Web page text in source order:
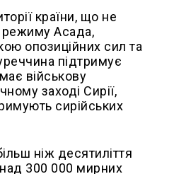
країни, що не
режиму Асада,
опозиційних сил та
підтримує
військову
заході Сирії,
сирійських
ніж десятиліття
300 000 мирних